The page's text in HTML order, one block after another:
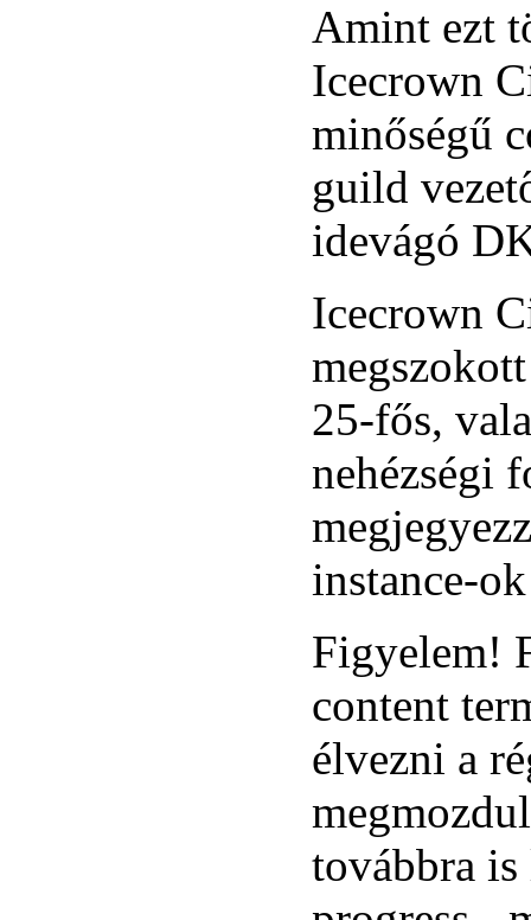
Amint ezt
Icecrown
minőségű
guild
idevágó
Icecrown
25-fős,
nehézségi
instance-
Figyelem!
content
élvezni a
továbbra